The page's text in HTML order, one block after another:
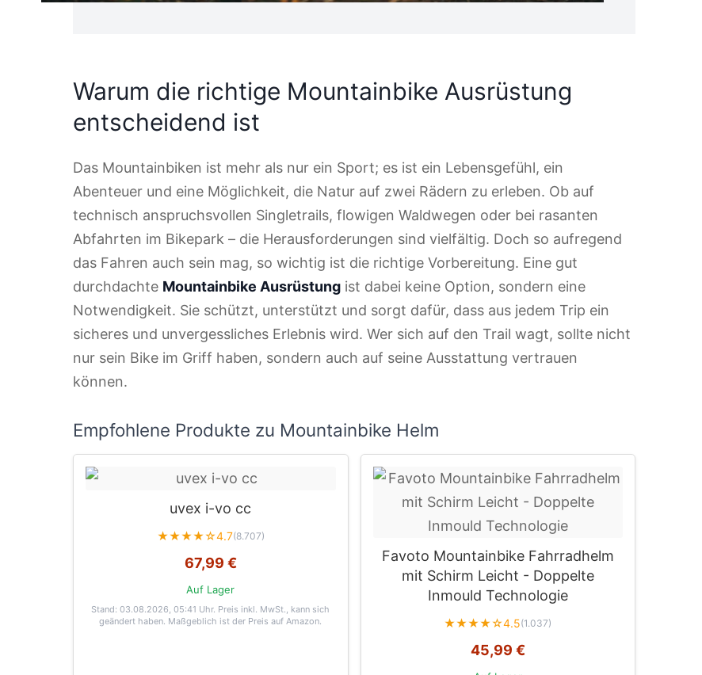
Warum die richtige Mountainbike Ausrüstung
entscheidend ist
Das Mountainbiken ist mehr als nur ein Sport; es ist ein Lebensgefühl, ein
Abenteuer und eine Möglichkeit, die Natur auf zwei Rädern zu erleben. Ob auf
technisch anspruchsvollen Singletrails, flowigen Waldwegen oder bei rasanten
Abfahrten im Bikepark – die Herausforderungen sind vielfältig. Doch so aufregend
das Fahren auch sein mag, so wichtig ist die richtige Vorbereitung. Eine gut
durchdachte Mountainbike Ausrüstung ist dabei keine Option, sondern eine
Notwendigkeit. Sie schützt, unterstützt und sorgt dafür, dass aus jedem Trip ein
sicheres und unvergessliches Erlebnis wird. Wer sich auf den Trail wagt, sollte nicht
nur sein Bike im Griff haben, sondern auch auf seine Ausstattung vertrauen
können.
Empfohlene Produkte zu Mountainbike Helm
uvex i-vo cc
★★★★☆4.7(8.707)
67,99 €
Auf Lager
Stand: 03.08.2026, 05:41 Uhr. Preis inkl. MwSt., kann sich
geändert haben. Maßgeblich ist der Preis auf Amazon.
Favoto Mountainbike Fahrradhelm
mit Schirm Leicht - Doppelte
Inmould Technologie
★★★★☆4.5(1.037)
45,99 €